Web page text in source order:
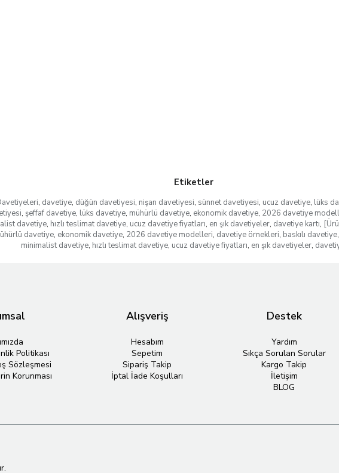
Etiketler
, davetiye, düğün davetiyesi, nişan davetiyesi, sünnet davetiyesi, ucuz davetiye, lüks
, şeffaf davetiye, lüks davetiye, mühürlü davetiye, ekonomik davetiye, 2026 davetiye
davetiye, hızlı teslimat davetiye, ucuz davetiye fiyatları, en şık davetiyeler, davetiye kartı,
davetiye, ekonomik davetiye, 2026 davetiye modelleri, davetiye örnekleri, baskılı davetiye,
minimalist davetiye, hızlı teslimat davetiye, ucuz davetiye fiyatları, en şık davetiyeler,
Politikası
Sözleşmesi
Korunması
Alışveriş
Hesabım
Sepetim
Sipariş Takip
İptal İade Koşulları
Destek
Yardım
Sıkça Sorulan Sorular
Kargo Takip
İletişim
BLOG